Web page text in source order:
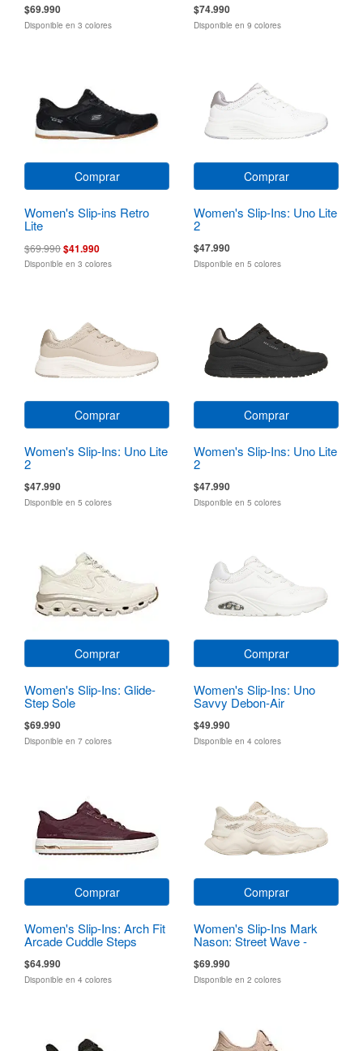
$69.990
Disponible en 3 colores
$74.990
Disponible en 9 colores
Comprar
Women's Slip-ins Retro
Lite
$69.990$41.990
Disponible en 3 colores
Comprar
Women's Slip-Ins: Uno Lite
2
$47.990
Disponible en 5 colores
Comprar
Women's Slip-Ins: Uno Lite
2
$47.990
Disponible en 5 colores
Comprar
Women's Slip-Ins: Uno Lite
2
$47.990
Disponible en 5 colores
Comprar
Women's Slip-Ins: Glide-
Step Sole
$69.990
Disponible en 7 colores
Comprar
Women's Slip-Ins: Uno
Savvy Debon-Air
$49.990
Disponible en 4 colores
Comprar
Women's Slip-Ins: Arch Fit
Arcade Cuddle Steps
$64.990
Disponible en 4 colores
Comprar
Women's Slip-Ins Mark
Nason: Street Wave -
$69.990
Disponible en 2 colores